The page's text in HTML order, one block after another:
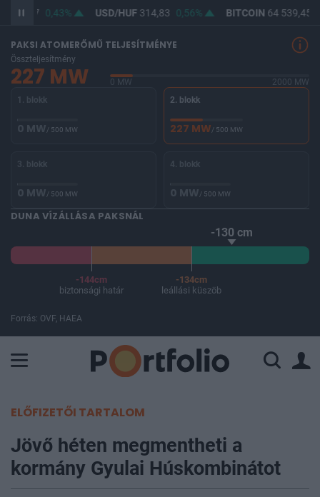
363,27 0,43% USD/HUF314,83 0,56% BITCOIN64 539,45
PAKSI ATOMERŐMŰ TELJESÍTMÉNYE
Összteljesítmény
227 MW 0 MW
2000 MW
1. blokk
0 MW/ 500 MW
2. blokk
227 MW/ 500 MW
3. blokk
0 MW/ 500 MW
4. blokk
0 MW/ 500 MW
DUNA VÍZÁLLÁSA PAKSNÁL
-130 cm
-144cm
biztonsági határ
-134cm
leállási küszöb
Forrás: OVF, HAEA
ELŐFIZETŐI TARTALOM
Jövő héten megmentheti a
kormány Gyulai Húskombinátot